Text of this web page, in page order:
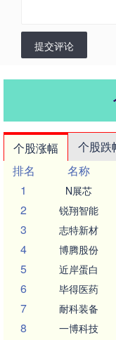
提交评论
个股涨幅 个股跌
排名
名称
1
N展芯
2 锐翔智能
3 志特新材
4 博腾股份
5 近岸蛋白
6 毕得医药
7 耐科装备
8 一博科技